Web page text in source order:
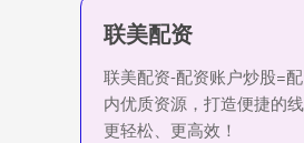
联美配资
联美配资-配资账户炒股=
内优质资源，打造便捷的
更轻松、更高效！